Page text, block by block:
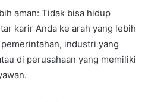
aman: Tidak bisa hidup
karir Anda ke arah yang lebih
industri yang
di perusahaan yang memiliki